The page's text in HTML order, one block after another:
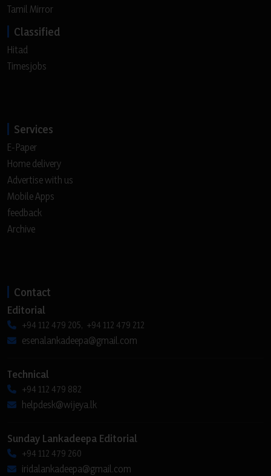
Tamil Mirror
Classified
Hitad
Timesjobs
Services
E-Paper
Home delivery
Advertise with us
Mobile Apps
feedback
Archive
Contact
Editorial
+94 112 479 205, +94 112 479 212
esenalankadeepa@gmail.com
Technical
+94 112 479 882
helpdesk@wijeya.lk
Sunday Lankadeepa Editorial
+94 112 479 260
iridalankadeepa@gmail.com